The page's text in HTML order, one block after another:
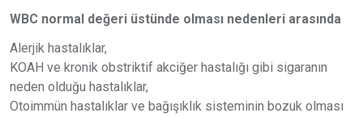
WBC normal değeri üstünde olması nedenleri arasında
Alerjik hastalıklar,
KOAH ve kronik obstriktif akciğer hastalığı gibi sigaranın
neden olduğu hastalıklar,
Otoimmün hastalıklar ve bağışıklık sisteminin bozuk olması